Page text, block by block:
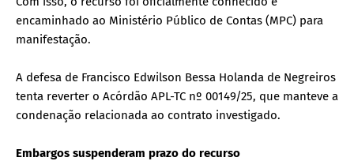
encaminhado ao Ministério Público de Contas (MPC) para
manifestação.
A defesa de Francisco Edwilson Bessa Holanda de Negreiros
tenta reverter o Acórdão APL-TC nº 00149/25, que manteve a
condenação relacionada ao contrato investigado.
Embargos suspenderam prazo do recurso